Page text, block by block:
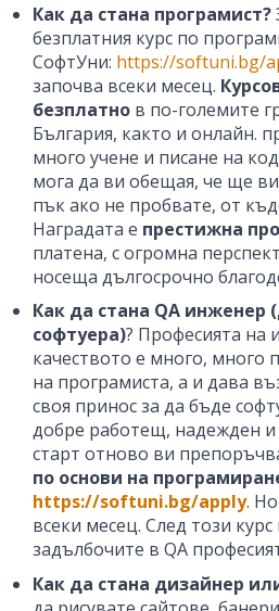
Как да стана програмист?
безплатния курс по
СофтУни: https://softuni.bg/
започва всеки месец.
безплатно в по-големите
България, както и онлайн.
много учене и писане на
мога да ви обещая, че ще
пък ако не пробвате, от
Наградата е престижна
платена, с огромна
носеща дългосрочно
Как да стана QA инженер
софтуера)? Професията на
качеството е много, много
на програмиста, а и дава
своя принос за да бъде
добре работещ, надежден и
старт отново ви
по основи на
https://softuni.bg/apply.
всеки месец. След този
задълбочите в QA
Как да стана дизайнер